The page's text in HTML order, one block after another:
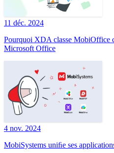
11 déc. 2024
Pourquoi XDA classe MobiOffice
Microsoft Office
4 nov. 2024
MobiSystems uniﬁe ses